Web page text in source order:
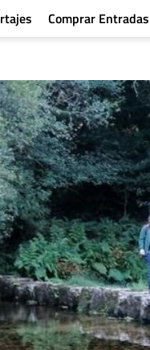
Comprar Entradas